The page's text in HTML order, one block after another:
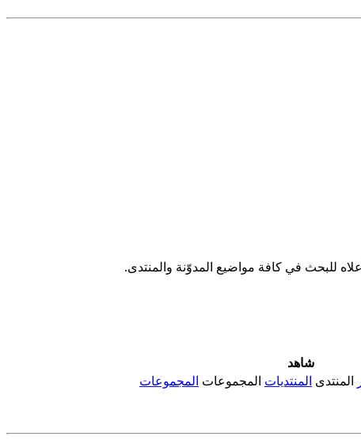
شاهد
المنتدى المنتديات المجموعات المجموعات